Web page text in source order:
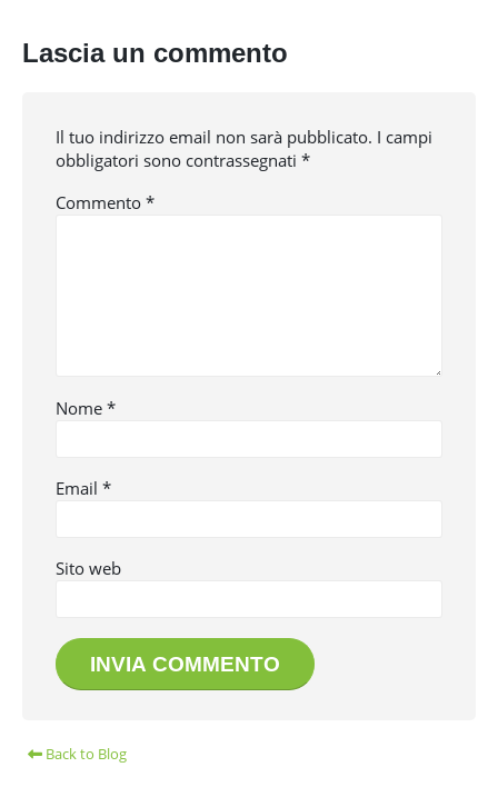
Lascia un commento
Il tuo indirizzo email non sarà pubblicato. I campi
obbligatori sono contrassegnati *
Commento *
Nome *
Email *
Sito web
Back to Blog